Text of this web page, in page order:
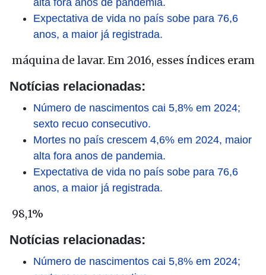
alta fora anos de pandemia.
Expectativa de vida no país sobe para 76,6
anos, a maior já registrada.
máquina de lavar. Em 2016, esses índices eram
Notícias relacionadas:
Número de nascimentos cai 5,8% em 2024;
sexto recuo consecutivo.
Mortes no país crescem 4,6% em 2024, maior
alta fora anos de pandemia.
Expectativa de vida no país sobe para 76,6
anos, a maior já registrada.
98,1%
Notícias relacionadas:
Número de nascimentos cai 5,8% em 2024;